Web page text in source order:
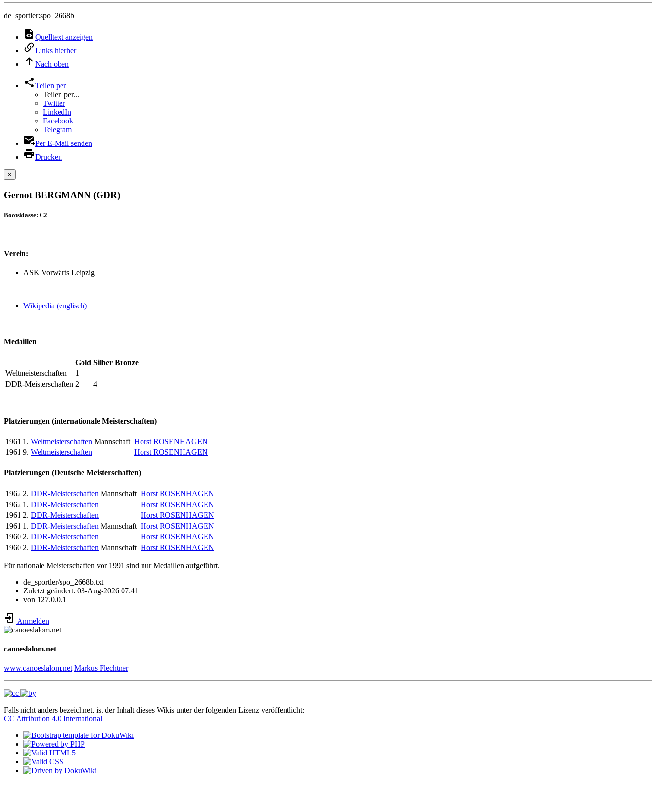
de_sportler:spo_2668b
Quelltext anzeigen
Links hierher
Nach oben
Teilen per
Teilen per...
Twitter
LinkedIn
Facebook
Telegram
Per E-Mail senden
Drucken
×
Gernot BERGMANN (GDR)
Bootsklasse: C2
Verein:
ASK Vorwärts Leipzig
Wikipedia (englisch)
Medaillen
Gold Silber Bronze
Weltmeisterschaften
1
DDR-Meisterschaften 2 4
Platzierungen (internationale Meisterschaften)
1961 1. Weltmeisterschaften Mannschaft Horst ROSENHAGEN
1961 9. Weltmeisterschaften Horst ROSENHAGEN
Platzierungen (Deutsche Meisterschaften)
1962 2. DDR-Meisterschaften Mannschaft Horst ROSENHAGEN
1962 1. DDR-Meisterschaften
Horst ROSENHAGEN
1961 2. DDR-Meisterschaften
Horst ROSENHAGEN
1961 1. DDR-Meisterschaften Mannschaft Horst ROSENHAGEN
1960 2. DDR-Meisterschaften
Horst ROSENHAGEN
1960 2. DDR-Meisterschaften Mannschaft Horst ROSENHAGEN
Für nationale Meisterschaften vor 1991 sind nur Medaillen aufgeführt.
de_sportler/spo_2668b.txt
Zuletzt geändert: 03-Aug-2026 07:41
von 127.0.0.1
Anmelden
canoeslalom.net
www.canoeslalom.net Markus Flechtner
Falls nicht anders bezeichnet, ist der Inhalt dieses Wikis unter der folgenden Lizenz veröffentlicht:
CC Attribution 4.0 International